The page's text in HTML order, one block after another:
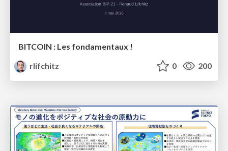
BITCOIN : Les fondamentaux !
rlifchitz
0 200